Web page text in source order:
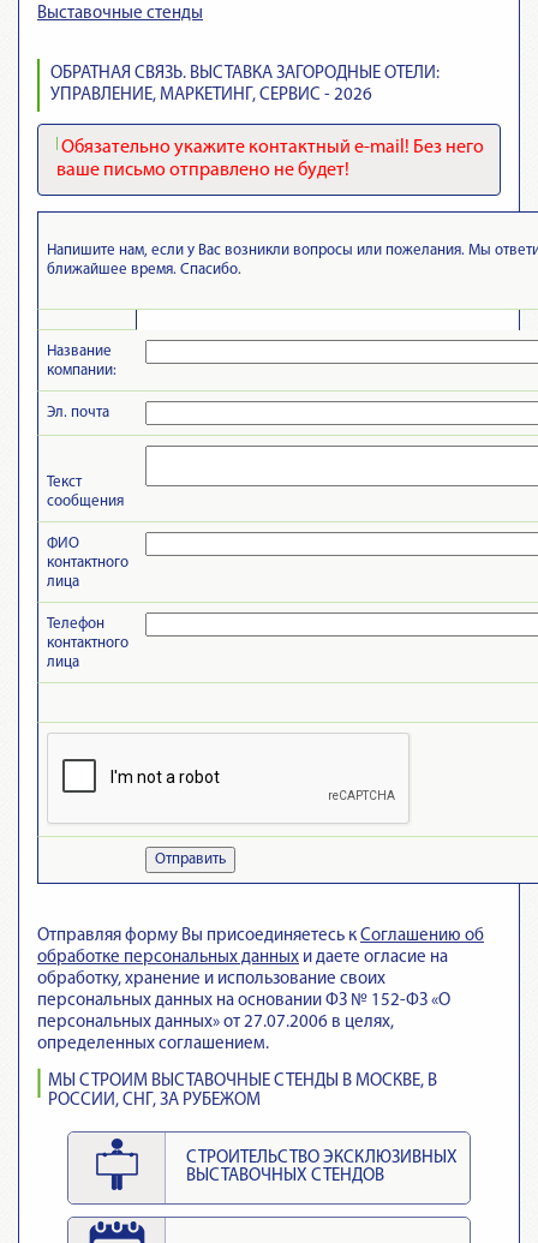
Выставочные стенды
ОБРАТНАЯ СВЯЗЬ. ВЫСТАВКА ЗАГОРОДНЫЕ ОТЕЛИ:
УПРАВЛЕНИЕ, МАРКЕТИНГ, СЕРВИС - 2026
Обязательно укажите контактный e-mail! Без него
ваше письмо отправлено не будет!
Напишите нам, если у Вас возникли вопросы или пожелания. Мы
ближайшее время. Спасибо.
Название
компании:
Эл. почта
Текст
сообщения
ФИО
контактного
лица
Телефон
контактного
лица
Отправить
Отправляя форму Вы присоединяетесь к Cоглашению об
обработке персональных данных и даете огласие на
обработку, хранение и использование своих
персональных данных на основании ФЗ № 152-ФЗ «О
персональных данных» от 27.07.2006 в целях,
определенных соглашением.
МЫ СТРОИМ ВЫСТАВОЧНЫЕ СТЕНДЫ В МОСКВЕ, В
РОССИИ, СНГ, ЗА РУБЕЖОМ
СТРОИТЕЛЬСТВО ЭКСКЛЮЗИВНЫХ
ВЫСТАВОЧНЫХ СТЕНДОВ